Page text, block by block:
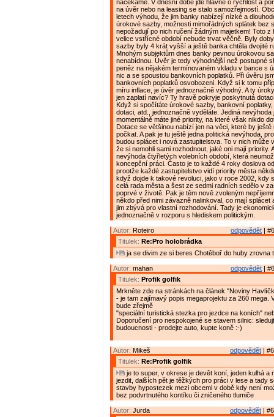
načekáme. V dnešní době jde hlavně o rychlost a
na úvěr nebo na leasing se stalo samozřejmostí.
letech výhodu, že jim banky nabízejí nízké a
úrokové sazby, možnosti mimořádných splátek bez
nepožadují po nich ručení žádným majetkem! Toto z
velice vstřícné období nebude trvat věčně. Byly
sazby byly 4 krát vyšší a ještě banka chtěla dvojité
Mnohým subjektům dnes banky pevnou úrokovou
nenabídnou. Úvěr je tedy výhodnější než postupné
peněz na nějakém termínovaném vkladu v bance s
nic a se spoustou bankovních poplatků. Při úvěru
bankovních poplatků osvobozeni. Když si k tomu
míru inflace, je úvěr jednoznačně výhodný. A ty
jen zaplatí navíc? Ty hravě pokryje poskytnutá
Když si spočítáte úrokové sazby, bankovní poplatky,
dotaci, atd., jednoznačně vyděláte. Jediná nevýhoda
momentálně máte jiné priority, na které však nikdo
Dotace se většinou nabízí jen na věci, které by ještě
počkat. A pak je tu ještě jedna politická nevýhoda,
budou splácet i nová zastupitelstva. To v nich může
že si nemohli sami rozhodnout, jaké oni mají priority.
nevýhoda čtyřletých volebních období, která
koncepční práci. Často je to každé 4 roky doslova
prootže každé zastupitelstvo vidí priority města
když dojde k takové revoluci, jako v roce 2002, kdy
celá rada města a šest ze sedmi radních sedělo v
poprvé v životě. Pak je těm nově zvoleným
někdo před nimi závazně nalinkoval, co mají splácet
jim zbývá pro vlastní rozhodování. Tady je
jednoznačně v rozporu s hlediskem politickým.
odpovědět |
Autor: Roteiro
Titulek: Re:Pro holobrádka
ja se divim ze si beres Chotěboř do huby zrovna
odpovědět |
Autor: mahan
Titulek: Profik golfik
Mrkněte zde na stránkách na článek "Noviny
- je tam zajímavý popis megaprojektu za 260 mega.
bude zřejmě
"speciální turistická stezka pro jezdce na koních"
Doporučení pro nespokojené se stavem silnic:
budoucnosti - prodejte auto, kupte koně :-)
odpovědět |
Autor: Mikeš
Titulek: Re:Profik golfik
je to super, v okrese je devět koní, jeden kulhá a
jezdit, dalších pět je těžkých pro práci v lese a tady
stavby hypostezek mezi obcemi v době kdy není
bez podvrtnutého kontíku či zničeného tlumiče
odpovědět |
Autor: Jurda